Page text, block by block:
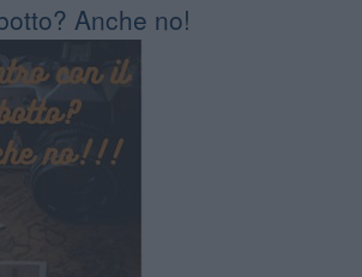
Anche no!